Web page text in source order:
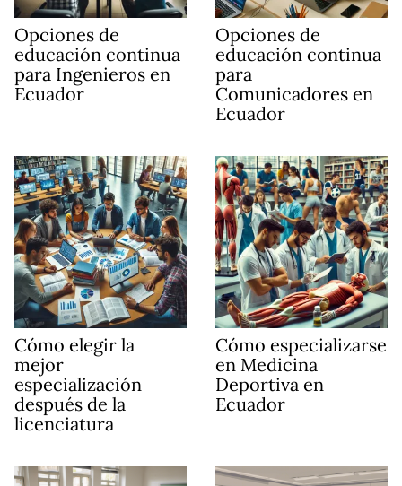
Opciones de
educación continua
para Ingenieros en
Ecuador
Opciones de
educación continua
para
Comunicadores en
Ecuador
Cómo elegir la
mejor
especialización
después de la
licenciatura
Cómo especializarse
en Medicina
Deportiva en
Ecuador